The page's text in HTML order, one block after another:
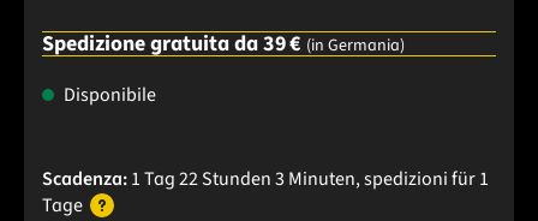
Spedizione gratuita da 39 € (in Germania)
Disponibile
Scadenza:1 Tag 22 Stunden 3 Minuten, spedizionifür 1
Tage